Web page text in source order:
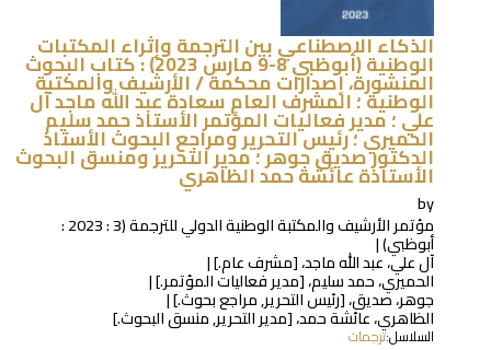
الذكاء الاصطناعي بين الترجمة وإثراء المكتبات
الوطنية (أبوظبي 8-9 مارس 2023) : كتاب البحوث
المنشورة، إصدارات محكمة /الأرشيف والمكتبة
الوطنية ؛ المشرف العام سعادة عبد الله ماجد آل
علي ؛ مدير فعاليات المؤتمر الأستاذ حمد سليم
الحميري ؛ رئيس التحرير ومراجع البحوث الأستاذ
الدكتور صديق جوهر ؛ مدير التحرير ومنسق البحوث
الأستاذة عائشة حمد الظاهري
by
مؤتمر الأرشيف والمكتبة الوطنية الدولي للترجمة (3 : 2023 :
أبوظبي)
آل علي، عبد الله ماجد،[مشرف عام.]
الحميري، حمد سليم،[مدير فعاليات المؤتمر.]
جوهر، صديق،[رئيس التحرير, مراجع بحوث.]
الظاهري، عائشة حمد،[مدير التحرير, منسق البحوث.]
السلاسل:ترجمات